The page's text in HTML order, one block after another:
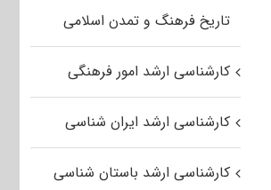
تاریخ فرهنگ و تمدن اسلامی
کارشناسی ارشد امور فرهنگی
کارشناسی ارشد ایران شناسی
کارشناسی ارشد باستان شناسی